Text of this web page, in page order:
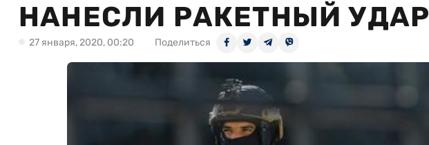
НАНЕСЛИ РАКЕТНЫЙ УДАР
27 января, 2020, 00:20 Поделиться